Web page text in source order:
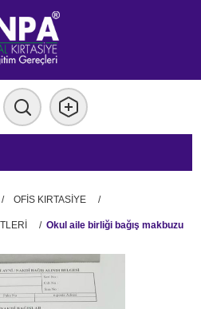
/ OFİS KIRTASİYE /
/ Okul aile birliği bağış makbuzu